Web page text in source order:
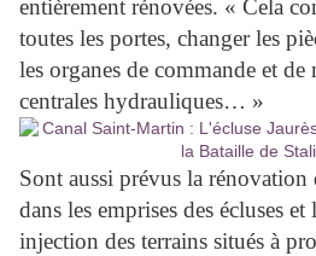
entièrement rénovées. « Cela
toutes les portes, changer les
les organes de commande et
centrales hydrauliques… »
Sont aussi prévus la rénovation
dans les emprises des écluses
injection des terrains situés à